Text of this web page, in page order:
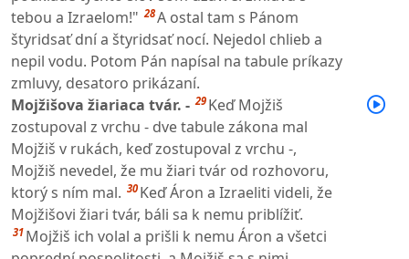
tebou a Izraelom!" 28A ostal tam s Pánom
štyridsať dní a štyridsať nocí. Nejedol chlieb a
nepil vodu. Potom Pán napísal na tabule príkazy
zmluvy, desatoro prikázaní.
Mojžišova žiariaca tvár. - 29 Keď Mojžiš
zostupoval z vrchu - dve tabule zákona mal
Mojžiš v rukách, keď zostupoval z vrchu -,
Mojžiš nevedel, že mu žiari tvár od rozhovoru,
ktorý s ním mal. 30 Keď Áron a Izraeliti videli, že
Mojžišovi žiari tvár, báli sa k nemu priblížiť.
31 Mojžiš ich volal a prišli k nemu Áron a všetci